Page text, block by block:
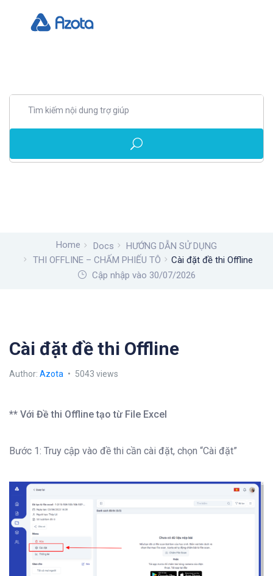
Home Docs
HƯỚNG DẪN SỬ DỤNG
THI OFFLINE – CHẤM PHIẾU TÔ
Cài đặt đề thi Offline
Cập nhập vào 30/07/2026
Cài đặt đề thi Offline
Author: Azota 5043 views
** Với Đề thi Offline tạo từ File Excel
Bước 1: Truy cập vào đề thi cần cài đặt, chọn “Cài đặt”